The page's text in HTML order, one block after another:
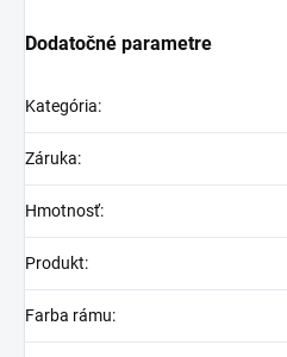
Dodatočné parametre
Kategória:
Záruka:
Hmotnosť:
Produkt:
Farba rámu: